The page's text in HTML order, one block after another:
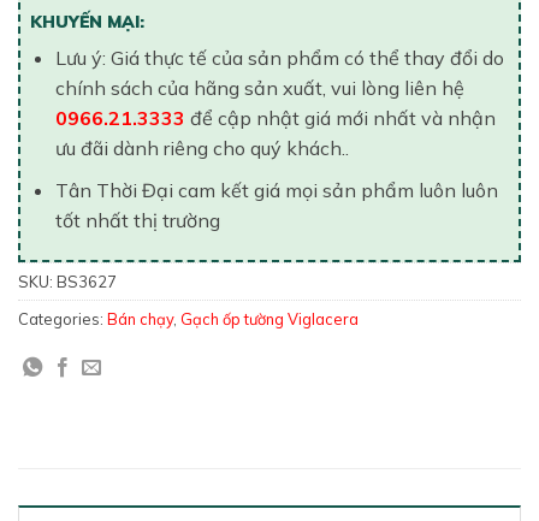
KHUYẾN MẠI:
Lưu ý: Giá thực tế của sản phẩm có thể thay đổi do
chính sách của hãng sản xuất, vui lòng liên hệ
0966.21.3333 để cập nhật giá mới nhất và nhận
ưu đãi dành riêng cho quý khách..
Tân Thời Đại cam kết giá mọi sản phẩm luôn luôn
tốt nhất thị trường
SKU: BS3627
Categories: Bán chạy, Gạch ốp tường Viglacera